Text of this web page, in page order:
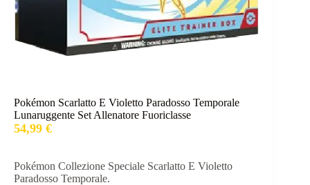
Pokémon Scarlatto E Violetto Paradosso Temporale
Lunaruggente Set Allenatore Fuoriclasse
54,99 €
Pokémon Collezione Speciale Scarlatto E Violetto
Paradosso Temporale.